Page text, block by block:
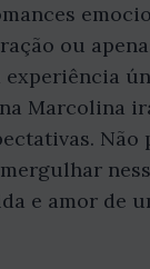
ou
experiência
Marcolina
Não
e amor de